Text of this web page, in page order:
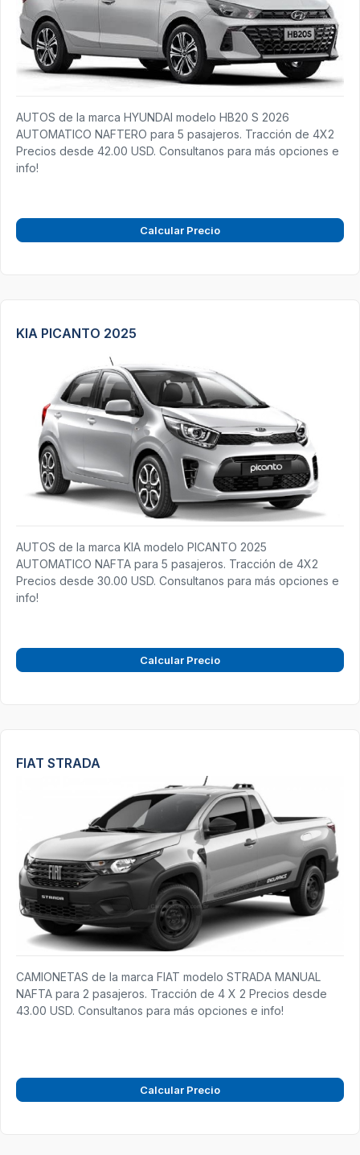
AUTOS de la marca HYUNDAI modelo HB20 S 2026
AUTOMATICO NAFTERO para 5 pasajeros. Tracción de 4X2
Precios desde 42.00 USD. Consultanos para más opciones e
info!
Calcular Precio
KIA PICANTO 2025
AUTOS de la marca KIA modelo PICANTO 2025
AUTOMATICO NAFTA para 5 pasajeros. Tracción de 4X2
Precios desde 30.00 USD. Consultanos para más opciones e
info!
Calcular Precio
FIAT STRADA
CAMIONETAS de la marca FIAT modelo STRADA MANUAL
NAFTA para 2 pasajeros. Tracción de 4 X 2 Precios desde
43.00 USD. Consultanos para más opciones e info!
Calcular Precio